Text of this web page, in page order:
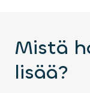
Mistä
lisää?